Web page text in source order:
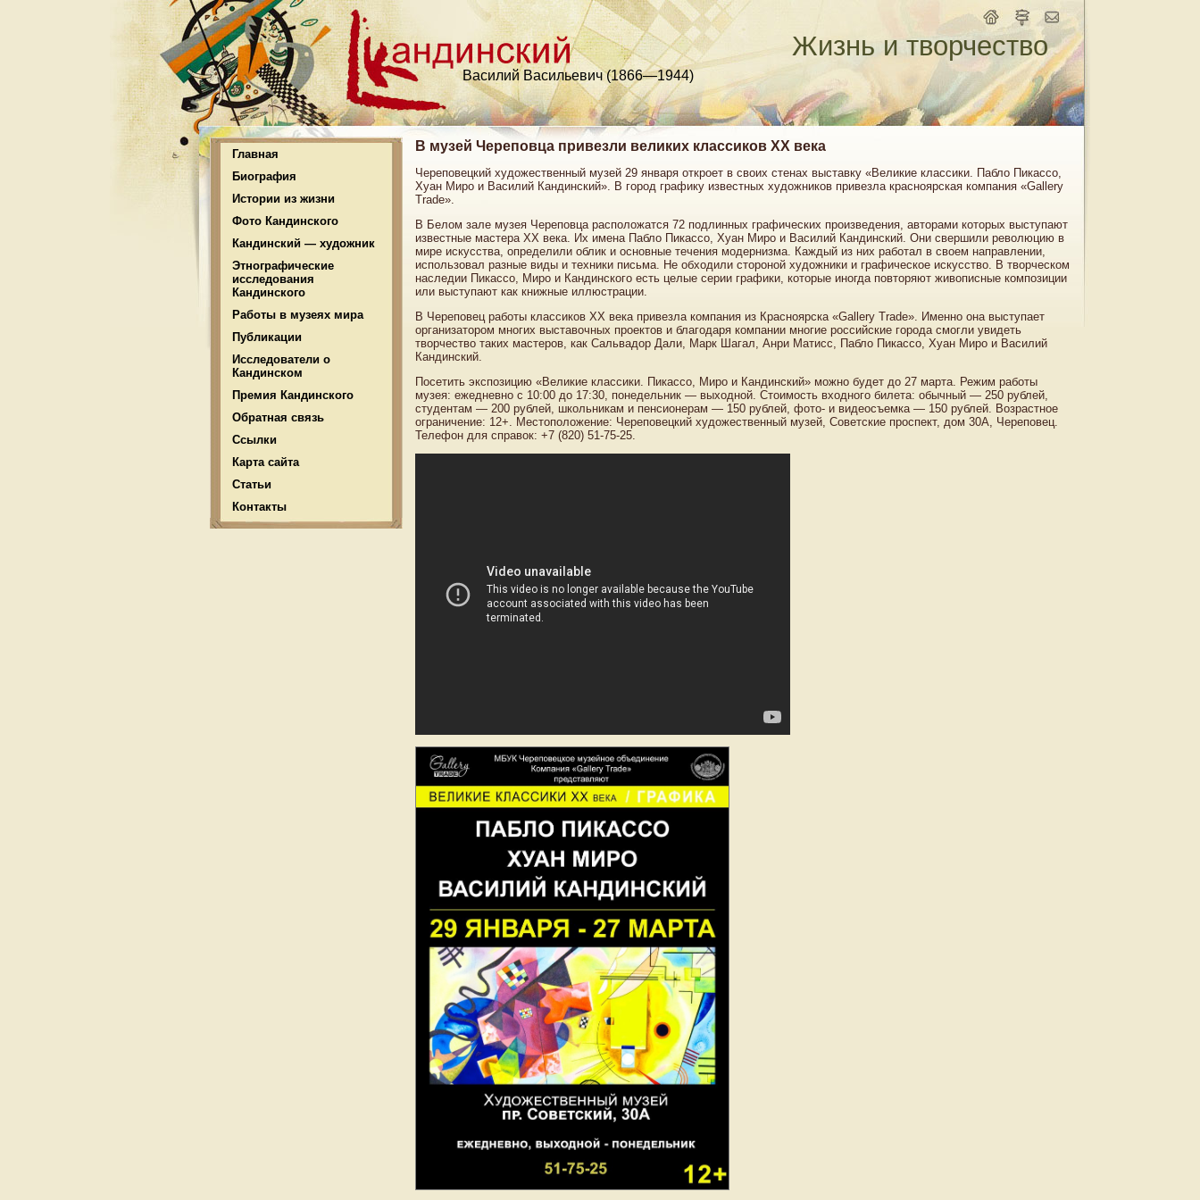
Василий Васильевич (1866—1944)
Жизнь и творчество
Главная
Биография
Истории из жизни
Фото Кандинского
Кандинский — художник
Этнографические
исследования
Кандинского
Работы в музеях мира
Публикации
Исследователи о
Кандинском
Премия Кандинского
Обратная связь
Ссылки
Карта сайта
Статьи
Контакты
В музей Череповца привезли великих классиков XX века
Череповецкий художественный музей 29 января откроет в своих стенах выставку «Великие классики. Пабло Пикассо,
Хуан Миро и Василий Кандинский». В город графику известных художников привезла красноярская компания «Gallery
Trade».
В Белом зале музея Череповца расположатся 72 подлинных графических произведения, авторами которых выступают
известные мастера XX века. Их имена Пабло Пикассо, Хуан Миро и Василий Кандинский. Они свершили революцию в
мире искусства, определили облик и основные течения модернизма. Каждый из них работал в своем направлении,
использовал разные виды и техники письма. Не обходили стороной художники и графическое искусство. В творческом
наследии Пикассо, Миро и Кандинского есть целые серии графики, которые иногда повторяют живописные композиции
или выступают как книжные иллюстрации.
В Череповец работы классиков XX века привезла компания из Красноярска «Gallery Trade». Именно она выступает
организатором многих выставочных проектов и благодаря компании многие российские города смогли увидеть
творчество таких мастеров, как Сальвадор Дали, Марк Шагал, Анри Матисс, Пабло Пикассо, Хуан Миро и Василий
Кандинский.
Посетить экспозицию «Великие классики. Пикассо, Миро и Кандинский» можно будет до 27 марта. Режим работы
музея: ежедневно с 10:00 до 17:30, понедельник — выходной. Стоимость входного билета: обычный — 250 рублей,
студентам — 200 рублей, школьникам и пенсионерам — 150 рублей, фото- и видеосъемка — 150 рублей. Возрастное
ограничение: 12+. Местоположение: Череповецкий художественный музей, Советские проспект, дом 30А, Череповец.
Телефон для справок: +7 (820) 51-75-25.